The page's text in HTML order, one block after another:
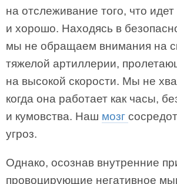
на отслеживание того, что
и хорошо. Находясь в
мы не обращаем внимания на
тяжелой артиллерии,
на высокой скорости. Мы не
когда она работает как часы,
и кумовства. Наш мозг
угроз.
Однако, осознав внутренние
провоцирующие негативное